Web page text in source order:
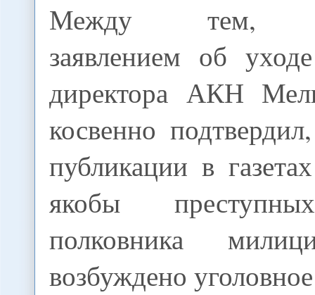
Между тем,
заявлением об
директора АКН
косвенно
публикации в
якобы
полковника
возбуждено